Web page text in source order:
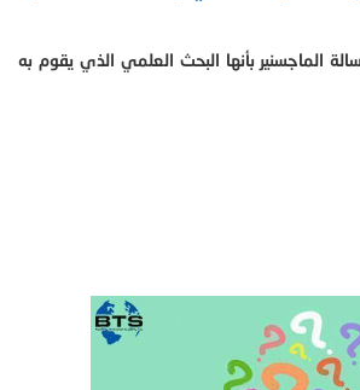
الماجسنير بأنها البحث العلمي الذي يقوم به